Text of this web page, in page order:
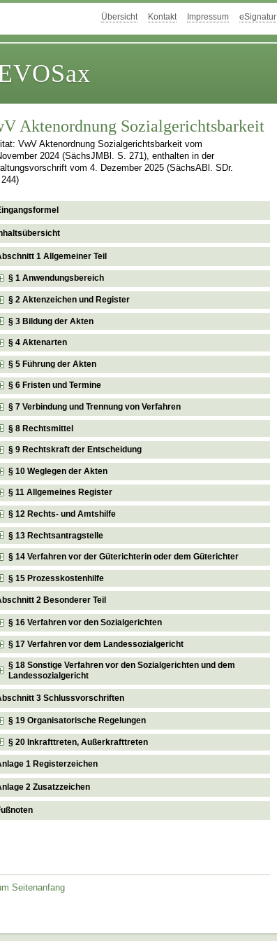
Übersicht Kontakt Impressum eSignatur
Aktenordnung Sozialgerichtsbarkeit
VwV Aktenordnung Sozialgerichtsbarkeit vom
2024 (SächsJMBl. S. 271), enthalten in der
vom 4. Dezember 2025 (SächsABl. SDr.
1 Allgemeiner Teil
§ 1 Anwendungsbereich
§ 2 Aktenzeichen und Register
§ 3 Bildung der Akten
§ 4 Aktenarten
§ 5 Führung der Akten
§ 6 Fristen und Termine
§ 7 Verbindung und Trennung von Verfahren
§ 8 Rechtsmittel
§ 9 Rechtskraft der Entscheidung
§ 10 Weglegen der Akten
§ 11 Allgemeines Register
§ 12 Rechts- und Amtshilfe
§ 13 Rechtsantragstelle
§ 14 Verfahren vor der Güterichterin oder dem Güterichter
§ 15 Prozesskostenhilfe
2 Besonderer Teil
§ 16 Verfahren vor den Sozialgerichten
§ 17 Verfahren vor dem Landessozialgericht
§ 18 Sonstige Verfahren vor den Sozialgerichten und dem
Landessozialgericht
3 Schlussvorschriften
§ 19 Organisatorische Regelungen
§ 20 Inkrafttreten, Außerkrafttreten
1 Registerzeichen
2 Zusatzzeichen
Seitenanfang